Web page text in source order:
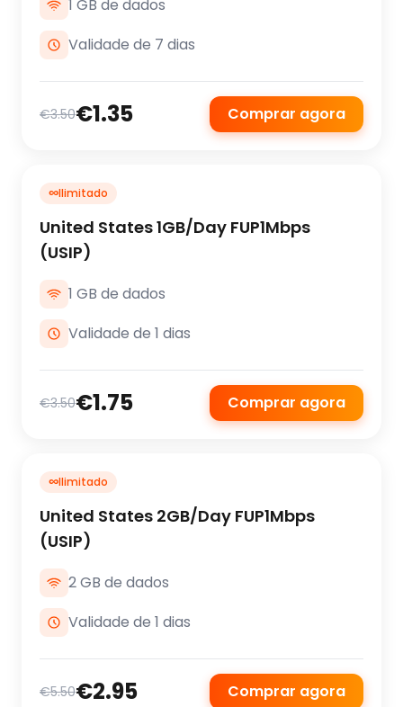
1 GB de dados
Validade de 7 dias
€3.50€1.35 Comprar agora
∞Ilimitado
United States 1GB/Day FUP1Mbps
(USIP)
1 GB de dados
Validade de 1 dias
€3.50€1.75 Comprar agora
∞Ilimitado
United States 2GB/Day FUP1Mbps
(USIP)
2 GB de dados
Validade de 1 dias
€5.50€2.95 Comprar agora